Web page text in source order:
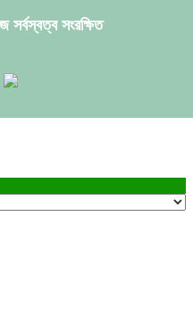
সর্বস্বত্ব সংরক্ষিত